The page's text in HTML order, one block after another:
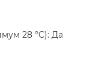
28 °C): Да